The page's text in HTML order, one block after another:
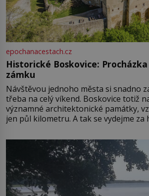
epochanacestach.cz
Historické Boskovice:
zámku
Návštěvou jednoho města si snadno
třeba na celý víkend. Boskovice totiž
významné architektonické památky,
jen půl kilometru. A tak se vydejme za
Boskovice na okraji Drahanské
ve13. století, a už v roce 1313